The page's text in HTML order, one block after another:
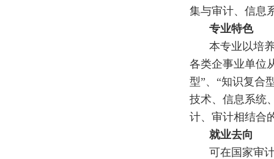
集与审计、信息
专业特色
本专业以培
各类企事业单位
型”、“知识复合
技术、信息系统
计、审计相结合
就业去向
可在国家审